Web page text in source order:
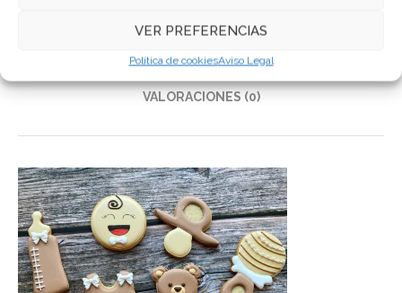
VER PREFERENCIAS
Política de cookiesAviso Legal
DESCRIPCIÓN
INFORMACIÓN ADICIONAL
VALORACIONES (0)